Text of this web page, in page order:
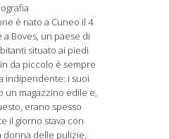
è nato a Cuneo il 4
a Boves, un paese di
situato ai piedi
da piccolo è sempre
indipendente: i suoi
un magazzino edile e,
erano spesso
il giorno stava con
donna delle pulizie,